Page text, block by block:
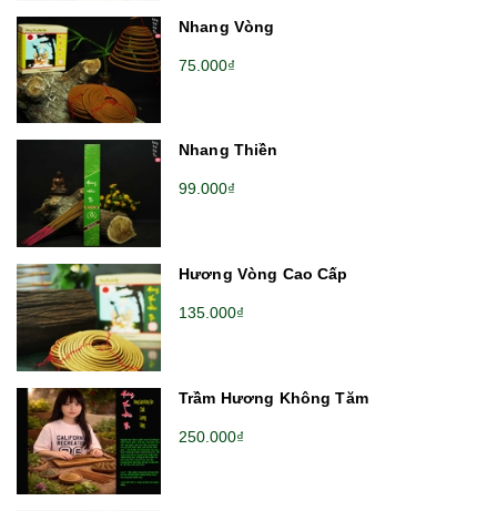
Nhang Vòng
75.000₫
Nhang Thiền
99.000₫
Hương Vòng Cao Cấp
135.000₫
Trầm Hương Không Tăm
250.000₫